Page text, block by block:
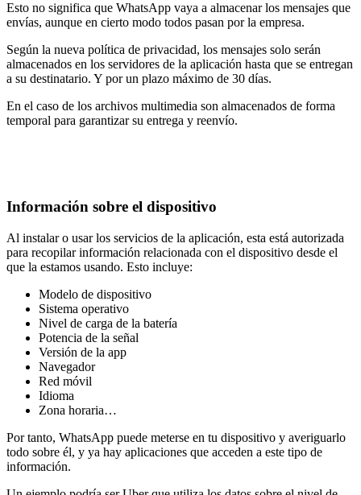
Esto no significa que WhatsApp vaya a almacenar los mensajes que
envías, aunque en cierto modo todos pasan por la empresa.
Según la nueva política de privacidad, los mensajes solo serán
almacenados en los servidores de la aplicación hasta que se entregan
a su destinatario. Y por un plazo máximo de 30 días.
En el caso de los archivos multimedia son almacenados de forma
temporal para garantizar su entrega y reenvío.
Información sobre el dispositivo
Al instalar o usar los servicios de la aplicación, esta está autorizada
para recopilar información relacionada con el dispositivo desde el
que la estamos usando. Esto incluye:
Modelo de dispositivo
Sistema operativo
Nivel de carga de la batería
Potencia de la señal
Versión de la app
Navegador
Red móvil
Idioma
Zona horaria…
Por tanto, WhatsApp puede meterse en tu dispositivo y averiguarlo
todo sobre él, y ya hay aplicaciones que acceden a este tipo de
información.